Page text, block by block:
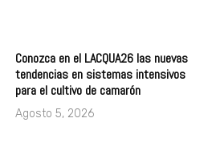
Conozca en el LACQUA26 las nuevas
tendencias en sistemas intensivos
para el cultivo de camarón
Agosto 5, 2026